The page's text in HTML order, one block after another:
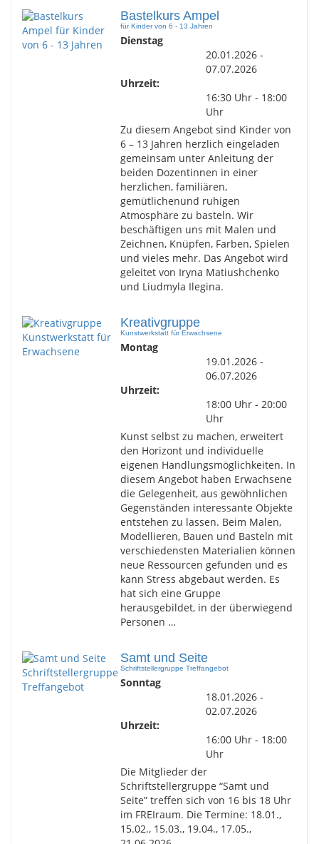
Bastelkurs Ampel
für Kinder von 6 - 13 Jahren
Dienstag
20.01.2026 -
07.07.2026
Uhrzeit:
16:30 Uhr - 18:00
Uhr
Zu diesem Angebot sind Kinder von
6 – 13 Jahren herzlich eingeladen
gemeinsam unter Anleitung der
beiden Dozentinnen in einer
herzlichen, familiären,
gemütlichenund ruhigen
Atmosphäre zu basteln. Wir
beschäftigen uns mit Malen und
Zeichnen, Knüpfen, Farben, Spielen
und vieles mehr. Das Angebot wird
geleitet von Iryna Matiushchenko
und Liudmyla Ilegina.
Kreativgruppe
Kunstwerkstatt für Erwachsene
Montag
19.01.2026 -
06.07.2026
Uhrzeit:
18:00 Uhr - 20:00
Uhr
Kunst selbst zu machen, erweitert
den Horizont und individuelle
eigenen Handlungsmöglichkeiten. In
diesem Angebot haben Erwachsene
die Gelegenheit, aus gewöhnlichen
Gegenständen interessante Objekte
entstehen zu lassen. Beim Malen,
Modellieren, Bauen und Basteln mit
verschiedensten Materialien können
neue Ressourcen gefunden und es
kann Stress abgebaut werden. Es
hat sich eine Gruppe
herausgebildet, in der überwiegend
Personen …
Samt und Seite
Schriftstellergruppe Treffangebot
Sonntag
18.01.2026 -
02.07.2026
Uhrzeit:
16:00 Uhr - 18:00
Uhr
Die Mitglieder der
Schriftstellergruppe “Samt und
Seite” treffen sich von 16 bis 18 Uhr
im FREIraum. Die Termine: 18.01.,
15.02., 15.03., 19.04., 17.05.,